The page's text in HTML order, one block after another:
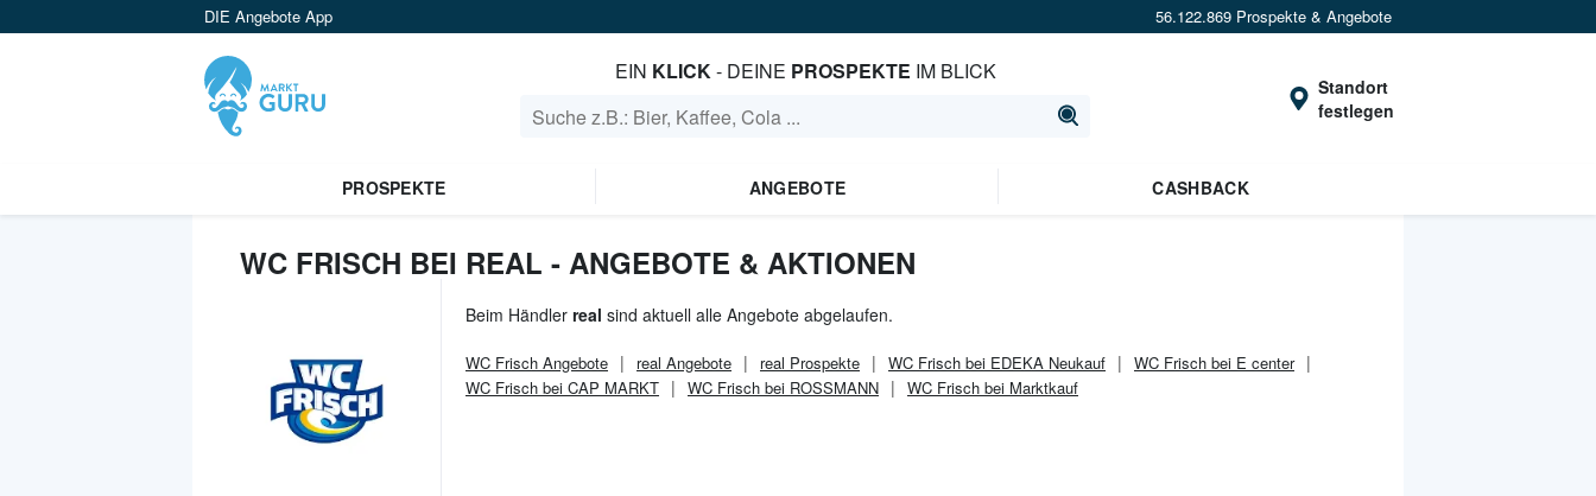
DIE Angebote App 56.122.869 Prospekte & Angebote
EIN KLICK- DEINE PROSPEKTE IM BLICK
Standort
festlegen
PROSPEKTE ANGEBOTE CASHBACK
WC FRISCH BEI REAL - ANGEBOTE & AKTIONEN
Beim Händler real sind aktuell alle Angebote abgelaufen.
WC Frisch Angebote real Angebote real Prospekte WC Frisch bei EDEKA Neukauf
WC Frisch bei E center
WC Frisch bei CAP MARKT
WC Frisch bei ROSSMANN WC Frisch bei Marktkauf